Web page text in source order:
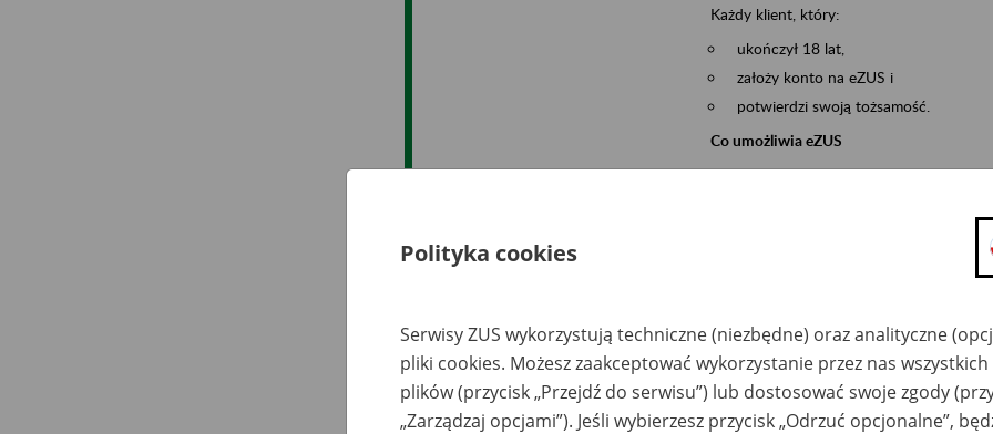
Każdy klient, który:
ukończył 18 lat,
założy konto na eZUS i
potwierdzi swoją tożsamość.
Co umożliwia eZUS
wgląd do danych zgromadzonych w
składanie wniosków i otrzymywanie
zadawanie pytań i otrzymywanie
Jeśli jesteś osobą ubezpieczoną (np.
możesz sprawdzić swoje dane
masz dostęp do informacji o stanie
masz dostęp do informacji o
Polityka cookies
Serwisy ZUS wykorzystują techniczne (niezbędne) oraz analityczne
pliki cookies. Możesz zaakceptować wykorzystanie przez nas
plików (przycisk „Przejdź do serwisu”) lub dostosować swoje zgody
„Zarządzaj opcjami”). Jeśli wybierzesz przycisk „Odrzuć opcjonalne”,